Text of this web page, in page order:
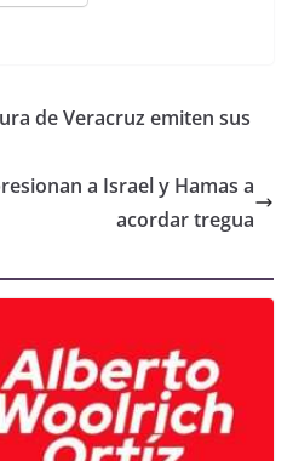
de Veracruz emiten sus
a Israel y Hamas a
acordar tregua